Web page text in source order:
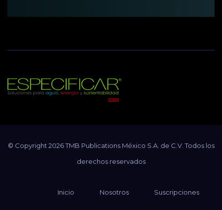
Revista Especificar
© Copyright 2026 TMB Publications México S.A. de C.V. Todos los
derechos reservados
Inicio Nosotros Suscripciones